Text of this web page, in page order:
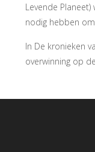
Levende
nodig hebben
In De kronieken
overwinning op